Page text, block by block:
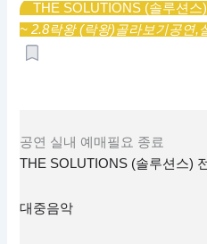
THE SOLUTIONS (솔루션
~ 2.8락왕 (락왕)골라보기공연,
공연 실내 예매필요 종료
THE SOLUTIONS (솔루션스)
대중음악